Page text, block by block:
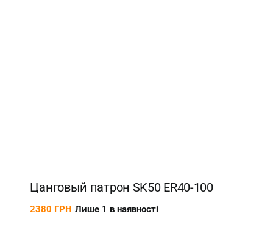
Цанговый патрон SK50 ER40-100
2380 ГРН Лише 1 в наявності